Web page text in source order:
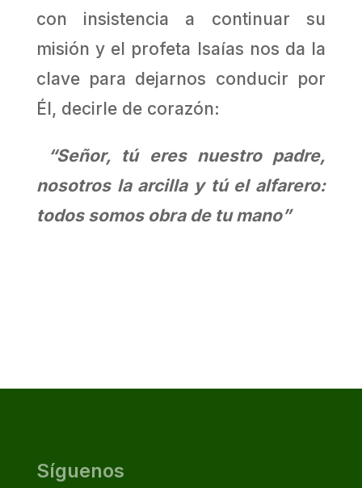
con insistencia a continuar su
misión y el profeta Isaías nos da la
clave para dejarnos conducir por
Él, decirle de corazón:
“Señor, tú eres nuestro padre,
nosotros la arcilla y tú el alfarero:
todos somos obra de tu mano”
Síguenos